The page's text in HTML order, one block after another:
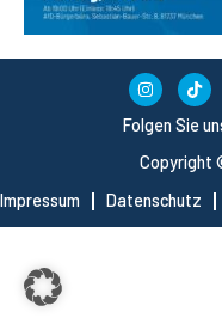
Copyright
Impressum
Datenschutz
Folgen Sie